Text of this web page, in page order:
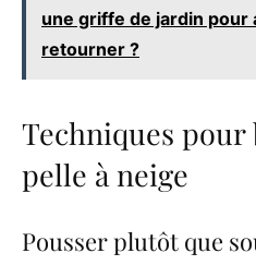
une griffe de jardin pour
retourner ?
Techniques
pelle à neige
Pousser plutôt que